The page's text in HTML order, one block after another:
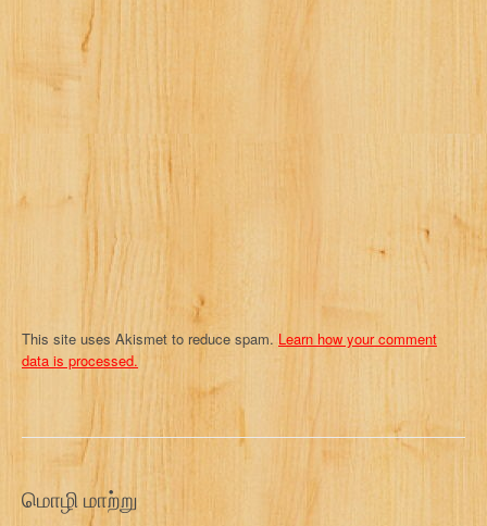
a
n
This site uses Akismet to reduce spam. Learn how your comment
data is processed.
மொழி மாற்று